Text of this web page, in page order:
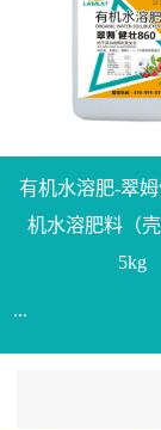
【产品规格】
指标】N≥330g/
准】Q/LML
用方法】1、飞
复配其他农药
高药效，间隔2-
释均匀喷施苗床;
天，用同样方法
次。移栽前使用
苗株体内，移
有机水溶肥-翠
机水溶肥料（壳
5kg
...
【通用名称】